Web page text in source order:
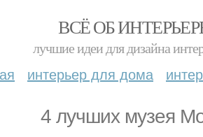
ВСЁ ОБ
лучшие идеи для дизайна
интерьер для дома
4 лучших музея